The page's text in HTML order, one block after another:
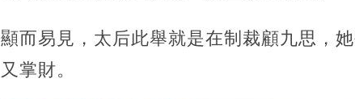
顯而易見，太后此舉就是在制裁顧九思，
又掌財。